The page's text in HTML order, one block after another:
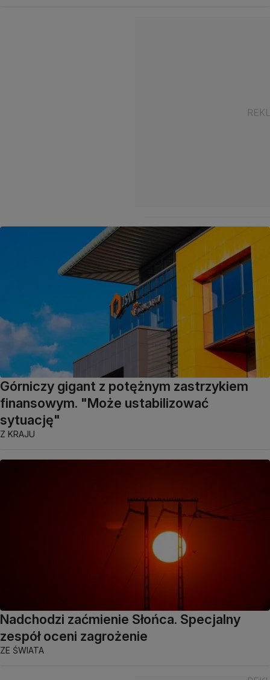
Górniczy gigant z potężnym zastrzykiem
finansowym. "Może ustabilizować
sytuację"
Z KRAJU
Nadchodzi zaćmienie Słońca. Specjalny
zespół oceni zagrożenie
ZE ŚWIATA